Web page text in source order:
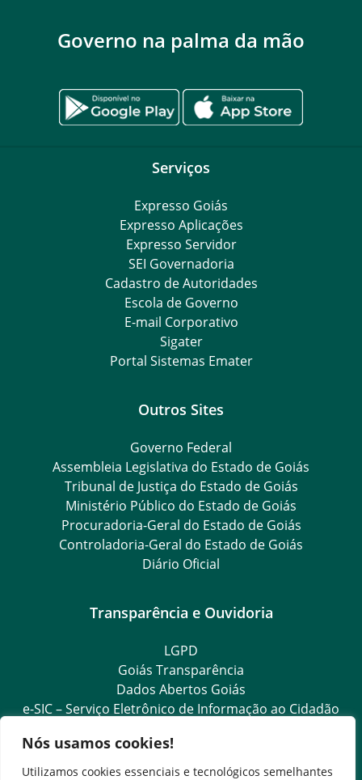
Nós usamos cookies!
Utilizamos cookies essenciais e tecnológicos semelhantes
Governo na palma da mão
Serviços
Expresso Goiás
Expresso Aplicações
Expresso Servidor
SEI Governadoria
Cadastro de Autoridades
Escola de Governo
E-mail Corporativo
Sigater
Portal Sistemas Emater
Outros Sites
Governo Federal
Assembleia Legislativa do Estado de Goiás
Tribunal de Justiça do Estado de Goiás
Ministério Público do Estado de Goiás
Procuradoria-Geral do Estado de Goiás
Controladoria-Geral do Estado de Goiás
Diário Oficial
Transparência e Ouvidoria
LGPD
Goiás Transparência
Dados Abertos Goiás
e-SIC – Serviço Eletrônico de Informação ao Cidadão
Regulamentação da LAI
Ouvidoria (Expresso)